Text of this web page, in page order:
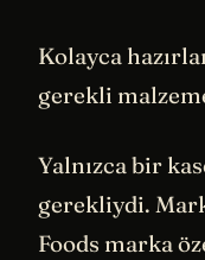
Kolayca
gerekli
Yalnızca bir
gerekliydi.
Foods marka